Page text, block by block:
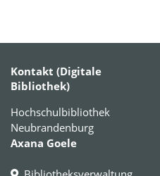
Kontakt (Digitale
Bibliothek)
Hochschulbibliothek
Neubrandenburg
Axana Goele